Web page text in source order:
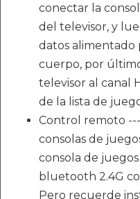
conectar la
del televisor, y
datos alimentado
cuerpo, por
televisor al canal
de la lista de
Control remoto
consolas de
consola de
bluetooth 2.4G
Pero recuerde